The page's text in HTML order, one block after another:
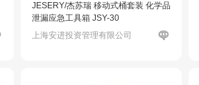
JESERY/杰苏瑞 移动式桶套装 化学品
泄漏应急工具箱 JSY-30
上海安进投资管理有限公司